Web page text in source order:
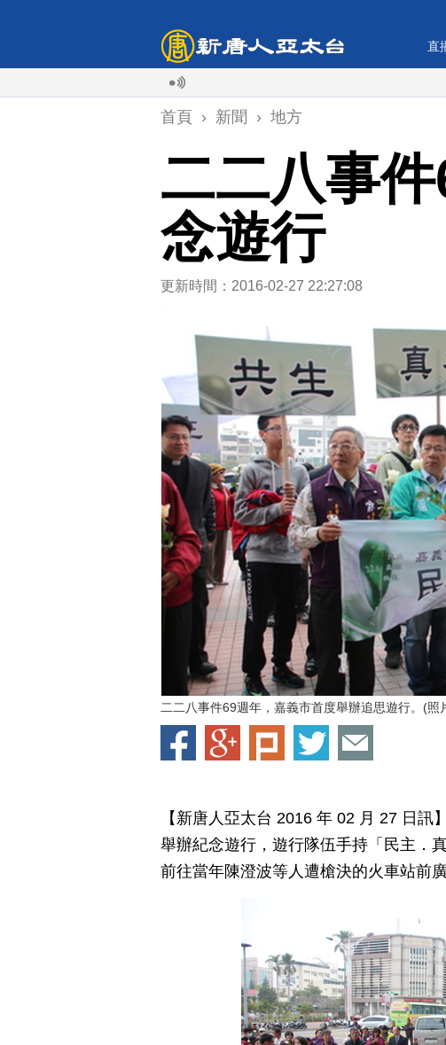
直
首頁 › 新聞 › 地方
二二八事
念遊行
更新時間：2016-02-27 22:27:08
二二八事件69週年，嘉義市首度舉辦追思遊行。(照
【新唐人亞太台 2016 年 02 月 27 日
舉辦紀念遊行，遊行隊伍手持「民主．
前往當年陳澄波等人遭槍決的火車站前